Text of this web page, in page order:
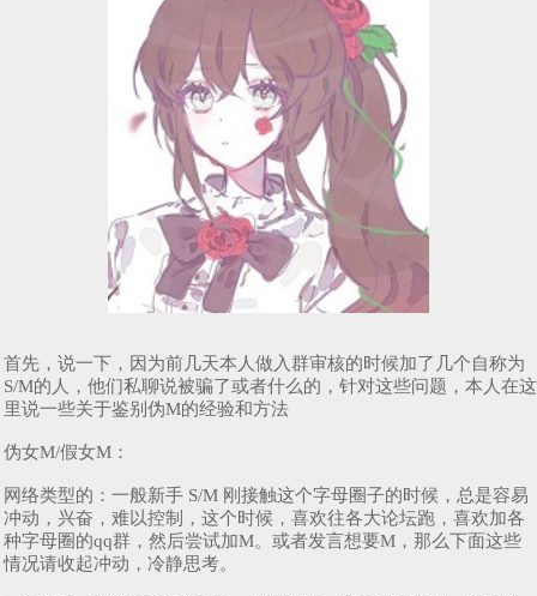
首先，说一下，因为前几天本人做入群审核的时候加了几个自称为
S/M的人，他们私聊说被骗了或者什么的，针对这些问题，本人在这
里说一些关于鉴别伪M的经验和方法
伪女M/假女M：
网络类型的：一般新手 S/M 刚接触这个字母圈子的时候，总是容易
冲动，兴奋，难以控制，这个时候，喜欢往各大论坛跑，喜欢加各
种字母圈的qq群，然后尝试加M。或者发言想要M，那么下面这些
情况请收起冲动，冷静思考。